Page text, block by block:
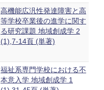
高機能広汎性発達障害と高
等学校卒業後の進学に関す
る研究課題 地域創成学 2
(1),7-14頁 (単著)
福祉系専門学校における不
本意入学 地域創成学 1